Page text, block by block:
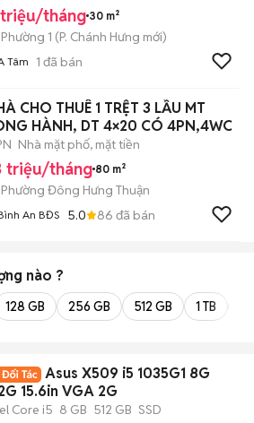
tháng 30 m²
Phường 1 (P. Chánh Hưng mới)
Tâm 1 đã bán
CHO THUÊ 1 TRỆT 3 LẦU MT
HÀNH, DT 4×20 CÓ 4PN,4WC
Nhà mặt phố, mặt tiền
triệu/tháng 80 m²
Phường Đông Hưng Thuận
An BĐS 5.0 86 đã bán
nào ?
128 GB 256 GB 512 GB 1 TB
Asus X509 i5 1035G1 8G
15.6in VGA 2G
Core i5 8 GB 512 GB SSD